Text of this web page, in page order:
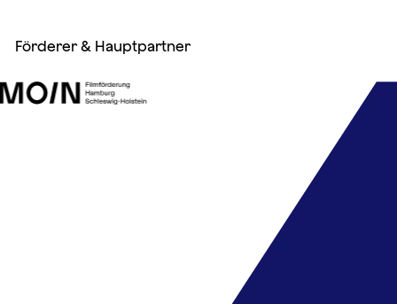
Förderer & Hauptpartner